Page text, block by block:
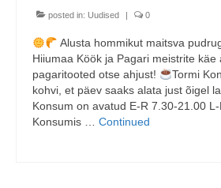
posted in: Uudised | 0
Alusta hommikut maitsva
Hiiumaa Köök ja Pagari meistrite käe
pagaritooted otse ahjust!
Tormi
kohvi, et päev saaks alata just õigel
Konsum on avatud E-R 7.30-21.00
Konsumis … Continued